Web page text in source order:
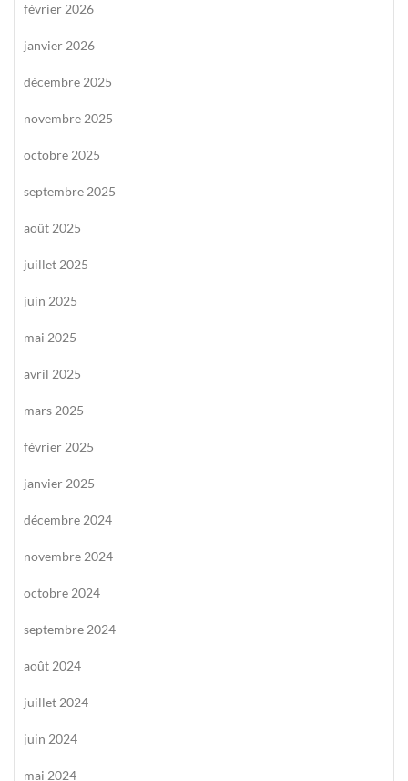
février 2026
janvier 2026
décembre 2025
novembre 2025
octobre 2025
septembre 2025
août 2025
juillet 2025
juin 2025
mai 2025
avril 2025
mars 2025
février 2025
janvier 2025
décembre 2024
novembre 2024
octobre 2024
septembre 2024
août 2024
juillet 2024
juin 2024
mai 2024